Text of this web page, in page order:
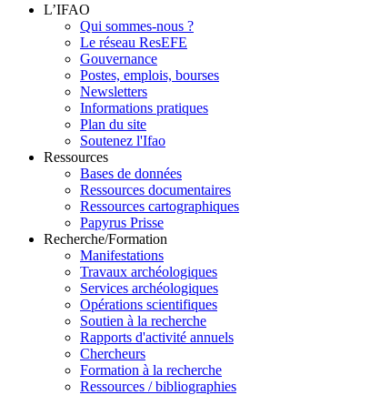
L’IFAO
Qui sommes-nous ?
Le réseau ResEFE
Gouvernance
Postes, emplois, bourses
Newsletters
Informations pratiques
Plan du site
Soutenez l'Ifao
Ressources
Bases de données
Ressources documentaires
Ressources cartographiques
Papyrus Prisse
Recherche/Formation
Manifestations
Travaux archéologiques
Services archéologiques
Opérations scientifiques
Soutien à la recherche
Rapports d'activité annuels
Chercheurs
Formation à la recherche
Ressources / bibliographies